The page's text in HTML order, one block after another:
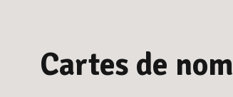
Cartes de nom